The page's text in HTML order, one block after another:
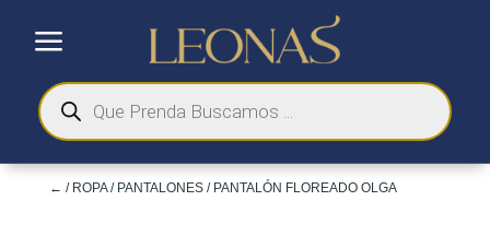
a
Búsqueda
de
productos
← / ROPA/ PANTALONES / PANTALÓN FLOREADO OLGA